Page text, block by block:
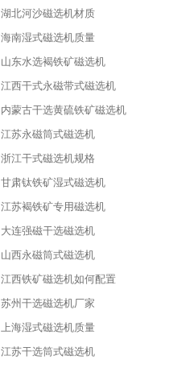
湖北河沙磁选机材质
海南湿式磁选机质量
山东水选褐铁矿磁选机
江西干式永磁带式磁选机
内蒙古干选黄硫铁矿磁选机
江苏永磁筒式磁选机
浙江干式磁选机规格
甘肃钛铁矿湿式磁选机
江苏褐铁矿专用磁选机
大连强磁干选磁选机
山西永磁筒式磁选机
江西铁矿磁选机如何配置
苏州干选磁选机厂家
上海湿式磁选机质量
江苏干选筒式磁选机